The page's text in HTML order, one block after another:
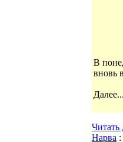
В
вновь
Далее...
Читать
Нарва :